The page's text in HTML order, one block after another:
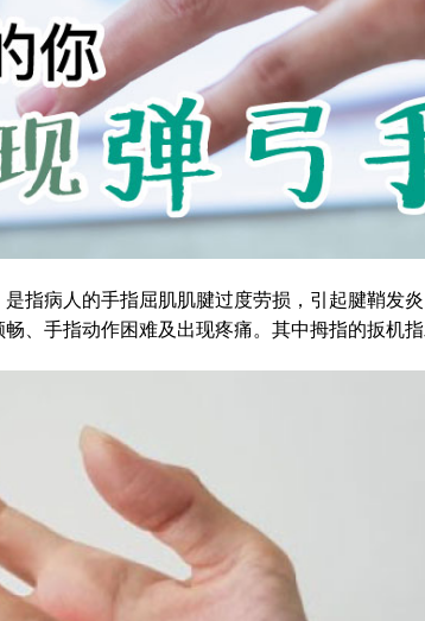
指病人的手指屈肌肌腱过度劳损，引起腱鞘发
、手指动作困难及出现疼痛。其中拇指的扳机